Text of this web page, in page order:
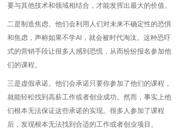
要与其他技术和领域相结合，才能发挥出最大的价值。
二是制造焦虑。他们会利用人们对未来不确定性的恐惧
和焦虑，声称如果不学AI，就会被时代淘汰。这种恐吓
式的营销手段让很多人感到恐慌，从而纷纷报名参加他
们的课程。
三是虚假承诺。他们会承诺只要你参加了他们的课程，
就能轻松找到高薪工作或者创业成功。然而，事实上他
们根本无法保证这些承诺的实现。很多人参加了课程
后，发现根本无法找到合适的工作或者创业项目。